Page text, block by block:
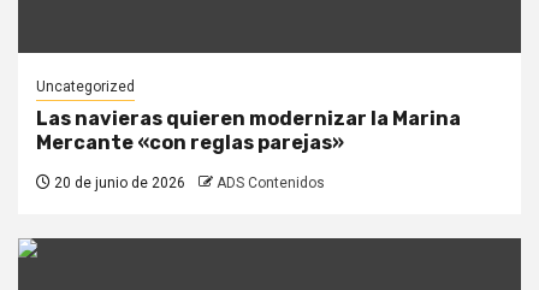
Uncategorized
Las navieras quieren modernizar la Marina
Mercante «con reglas parejas»
20 de junio de 2026 ADS Contenidos